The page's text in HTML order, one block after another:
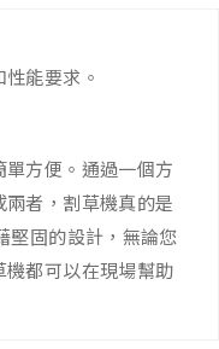
能要求。
方便。通過一個方
者，割草機真的是
堅固的設計，無論您
都可以在現場幫助